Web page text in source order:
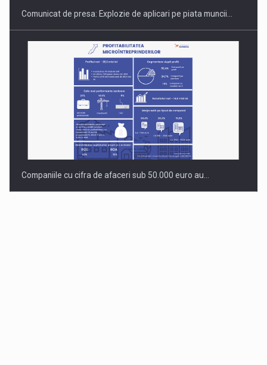
Comunicat de presa: Explozie de aplicari pe piata muncii…
Companiile cu cifra de afaceri sub 50.000 euro au…